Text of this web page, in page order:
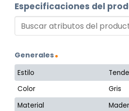
Especificaciones del
Generales
Estilo
Color
Gris
Material